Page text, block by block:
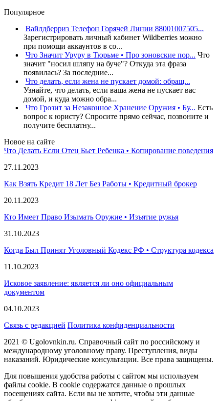
Популярное
Вайлдберриз Телефон Горячей Линии 88001007505...
Зарегистрировать личный кабинет Wildberries можно
при помощи аккаунтов в со...
Что Значит Уруру в Тюрьме • Про зоновские пор... Что
значит "носил шляпу на буче"? Откуда эта фраза
появилась? За последние...
Что делать, если жена не пускает домой: обращ...
Узнайте, что делать, если ваша жена не пускает вас
домой, и куда можно обра...
Что Грозит за Незаконное Хранение Оружия • Бу... Есть
вопрос к юристу? Спросите прямо сейчас, позвоните и
получите бесплатну...
Новое на сайте
Что Делать Если Отец Бьет Ребенка • Копирование поведения
27.11.2023
Как Взять Кредит 18 Лет Без Работы • Кредитный брокер
20.11.2023
Кто Имеет Право Изымать Оружие • Изъятие ружья
31.10.2023
Когда Был Принят Уголовный Кодекс РФ • Структура кодекса
11.10.2023
Исковое заявление: является ли оно официальным
документом
04.10.2023
Связь с редакцией Политика конфиденциальности
2021 © Ugolovnkin.ru. Справочный сайт по российскому и
международному уголовному праву. Преступления, виды
наказаний. Юридические консультации. Все права защищены.
Для повышения удобства работы с сайтом мы используем
файлы cookie. В cookie содержатся данные о прошлых
посещениях сайта. Если вы не хотите, чтобы эти данные